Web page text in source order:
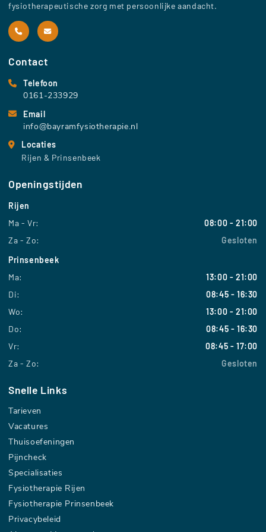
fysiotherapeutische zorg met persoonlijke aandacht.
Contact
Telefoon
0161-233929
Email
info@bayramfysiotherapie.nl
Locaties
Rijen & Prinsenbeek
Openingstijden
Rijen
Ma - Vr:
08:00 - 21:00
Za - Zo:
Gesloten
Prinsenbeek
Ma:
13:00 - 21:00
Di:
08:45 - 16:30
Wo:
13:00 - 21:00
Do:
08:45 - 16:30
Vr:
08:45 - 17:00
Za - Zo:
Gesloten
Snelle Links
Tarieven
Vacatures
Thuisoefeningen
Pijncheck
Specialisaties
Fysiotherapie Rijen
Fysiotherapie Prinsenbeek
Privacybeleid